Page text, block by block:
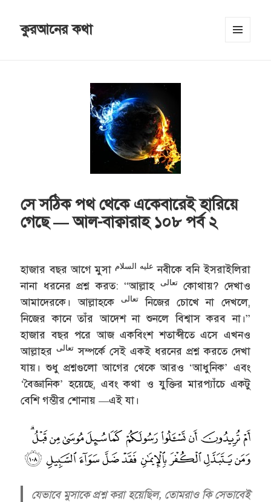
কুরআনের কথা
সে সঠিক পথ থেকে একেবারেই হারিয়ে
গেছে — আল-বাক্বারাহ ১০৮ পর্ব ২
হাজার বছর আগে মুসা عليه السلام নবীকে বনি ইসরাইলিরা
নানা ধরনের প্রশ্ন করত: “আল্লাহ تعالىকোথায়? দেখাও
আমাদেরকে। আল্লাহকে
تعالىনিজের চোখে না দেখলে,
নিজের কানে তাঁর আদেশ না শুনলে বিশ্বাস করব না।”
হাজার বছর পরে আজ একবিংশ শতাব্দীতে এসে এখনও
আল্লাহরتعالى সম্পর্কে সেই একই ধরনের প্রশ্ন করতে দেখা
যায়। শুধু প্রশ্নগুলো আগের থেকে আরও ‘আধুনিক’ এবং
‘বৈজ্ঞানিক’ হয়েছে, এবং কথা ও যুক্তির মারপ্যাঁচে একটু
বেশি গম্ভীর শোনায় —এই যা।
যেভাবে মুসাকে প্রশ্ন করা হয়েছিল, তোমরাও কি সেভাবেই